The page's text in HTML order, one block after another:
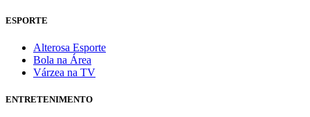
ESPORTE
Alterosa Esporte
Bola na Área
Várzea na TV
ENTRETENIMENTO